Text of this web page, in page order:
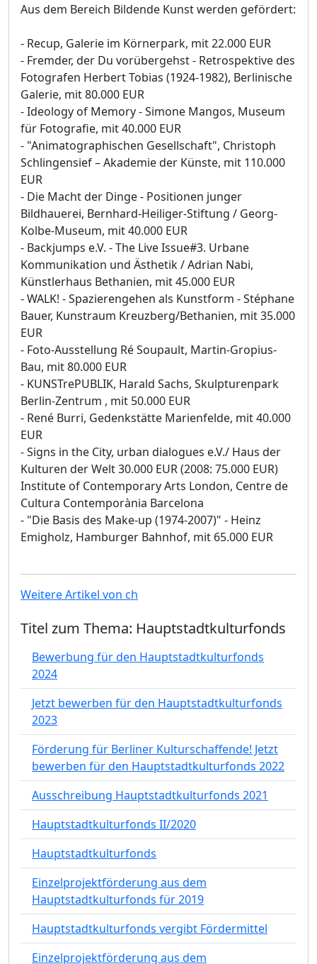
Aus dem Bereich Bildende Kunst werden gefördert:
- Recup, Galerie im Körnerpark, mit 22.000 EUR
- Fremder, der Du vorübergehst - Retrospektive des
Fotografen Herbert Tobias (1924-1982), Berlinische
Galerie, mit 80.000 EUR
- Ideology of Memory - Simone Mangos, Museum
für Fotografie, mit 40.000 EUR
- "Animatographischen Gesellschaft", Christoph
Schlingensief – Akademie der Künste, mit 110.000
EUR
- Die Macht der Dinge - Positionen junger
Bildhauerei, Bernhard-Heiliger-Stiftung / Georg-
Kolbe-Museum, mit 40.000 EUR
- Backjumps e.V. - The Live Issue#3. Urbane
Kommunikation und Ästhetik / Adrian Nabi,
Künstlerhaus Bethanien, mit 45.000 EUR
- WALK! - Spazierengehen als Kunstform - Stéphane
Bauer, Kunstraum Kreuzberg/Bethanien, mit 35.000
EUR
- Foto-Ausstellung Ré Soupault, Martin-Gropius-
Bau, mit 80.000 EUR
- KUNSTrePUBLIK, Harald Sachs, Skulpturenpark
Berlin-Zentrum , mit 50.000 EUR
- René Burri, Gedenkstätte Marienfelde, mit 40.000
EUR
- Signs in the City, urban dialogues e.V./ Haus der
Kulturen der Welt 30.000 EUR (2008: 75.000 EUR)
Institute of Contemporary Arts London, Centre de
Cultura Contemporània Barcelona
- "Die Basis des Make-up (1974-2007)" - Heinz
Emigholz, Hamburger Bahnhof, mit 65.000 EUR
Weitere Artikel von ch
Titel zum Thema: Hauptstadtkulturfonds
Bewerbung für den Hauptstadtkulturfonds
2024
Jetzt bewerben für den Hauptstadtkulturfonds
2023
Förderung für Berliner Kulturschaffende! Jetzt
bewerben für den Hauptstadtkulturfonds 2022
Ausschreibung Hauptstadtkulturfonds 2021
Hauptstadtkulturfonds II/2020
Hauptstadtkulturfonds
Einzelprojektförderung aus dem
Hauptstadtkulturfonds für 2019
Hauptstadtkulturfonds vergibt Fördermittel
Einzelprojektförderung aus dem